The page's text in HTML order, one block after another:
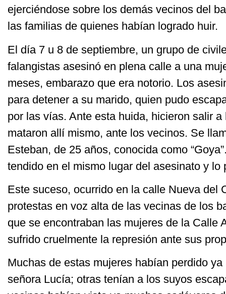
ejerciéndose sobre los demás vecinos del
las familias de quienes habían logrado huir.
El día 7 u 8 de septiembre, un grupo de
falangistas asesinó en plena calle a una
meses, embarazo que era notorio. Los
para detener a su marido, quien pudo
por las vías. Ante esta huida, hicieron salir
mataron allí mismo, ante los vecinos. Se
Esteban, de 25 años, conocida como
tendido en el mismo lugar del asesinato y lo
Este suceso, ocurrido en la calle Nueva del
protestas en voz alta de las vecinas de los
que se encontraban las mujeres de la Calle
sufrido cruelmente la represión ante sus
Muchas de estas mujeres habían perdido
señora Lucía; otras tenían a los suyos